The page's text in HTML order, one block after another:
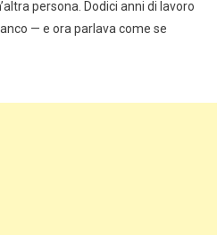
persona. Dodici anni di lavoro
— e ora parlava come se